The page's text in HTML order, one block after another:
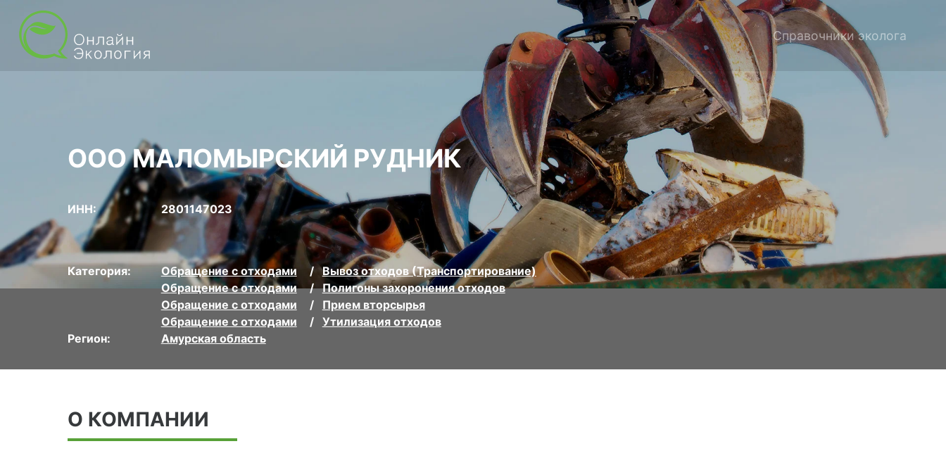
Справочники эколога
ООО МАЛОМЫРСКИЙ РУДНИК
ИНН: 2801147023
Категория: Обращение с отходами
Вывоз отходов (Транспортирование)
Обращение с отходами
Полигоны захоронения отходов
Обращение с отходами
Прием вторсырья
Обращение с отходами
Утилизация отходов
Регион:
Амурская область
О КОМПАНИИ